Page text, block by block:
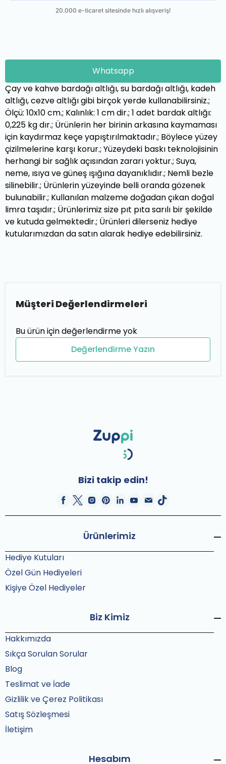
Whatsapp
Çay ve kahve bardağı altlığı, su bardağı altlığı, kadeh
altlığı, cezve altlığı gibi birçok yerde kullanabilirsiniz.;
Ölçü: 10x10 cm.; Kalınlık: 1 cm dir.; 1 adet bardak altlığı:
0,225 kg dır.; Ürünlerin her birinin arkasına kaymaması
için kaydırmaz keçe yapıştırılmaktadır.; Böylece yüzey
çizilmelerine karşı korur.; Yüzeydeki baskı teknolojisinin
herhangi bir sağlık açısından zararı yoktur.; Suya,
neme, ısıya ve güneş ışığına dayanıklıdır.; Nemli bezle
silinebilir.; Ürünlerin yüzeyinde belli oranda gözenek
bulunabilir.; Kullanılan malzeme doğadan çıkan doğal
limra taşıdır.; Ürünlerimiz size pıt pıta sarılı bir şekilde
ve kutuda gelmektedir.; Ürünleri dilerseniz hediye
kutularımızdan da satın alarak hediye edebilirsiniz.
Müşteri Değerlendirmeleri
Bu ürün için değerlendirme yok
Değerlendirme Yazın
Bizi takip edin!
Ürünlerimiz
Hediye Kutuları
Özel Gün Hediyeleri
Kişiye Özel Hediyeler
Biz Kimiz
Hakkımızda
Sıkça Sorulan Sorular
Blog
Teslimat ve İade
Gizlilik ve Çerez Politikası
Satış Sözleşmesi
İletişim
Hesabım